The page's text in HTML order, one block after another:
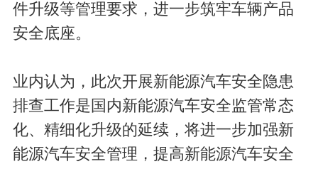
件升级等管理要求，进一步筑牢车辆产品
安全底座。
业内认为，此次开展新能源汽车安全隐患
排查工作是国内新能源汽车安全监管常态
化、精细化升级的延续，将进一步加强新
能源汽车安全管理，提高新能源汽车安全